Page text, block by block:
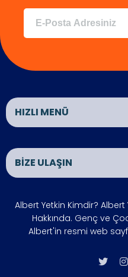
HIZLI MENÜ
YAZARIMIZI TANIYALIM MI?
HABERLER
Giriş
Gizlilik İlkesi
FOTO GALERİ
BİZE ULAŞIN
SIKÇA
SORULAR
BİZE ULAŞIN
Hafta içi :
Albert Yetkin Kimdir? Albert
Hakkında. Genç ve
Albert'in resmi web